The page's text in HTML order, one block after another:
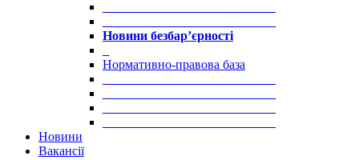
Новини безбар’єрності
Нормативно-правова база
Новини
Вакансії